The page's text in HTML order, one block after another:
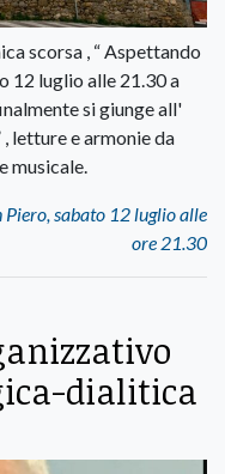
scorsa , “ Aspettando
12 luglio alle 21.30 a
si giunge all'
letture e armonie da
musicale.
Piero, sabato 12 luglio alle
ore 21.30
dialitica